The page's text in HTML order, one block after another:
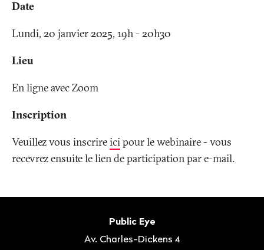
Date
Lundi, 20 janvier 2025, 19h - 20h30
Lieu
En ligne avec Zoom
Inscription
Veuillez vous inscrireicipour le webinaire - vous
recevrez ensuite le lien de participation par e-mail.
Public Eye
Av. Charles-Dickens 4